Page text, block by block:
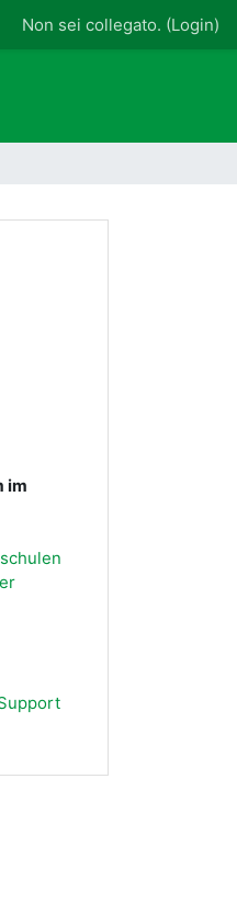
Non sei collegato. (Login)
im